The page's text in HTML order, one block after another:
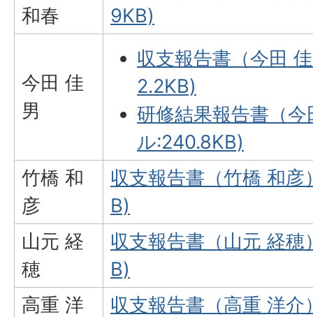
和春
9KB)
今田 佳
男
収支報告書（今田
2.2KB)
研修結果報告書（
ル:240.8KB)
竹橋 和
彦
収支報告書（竹橋 和
B)
山元 経
穂
収支報告書（山元 経
B)
高重 洋
収支報告書（高重 洋